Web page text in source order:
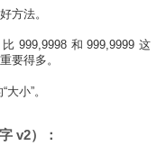
方法。
999,9998 和 999,9999 这
要得多。
小”。
v2）：